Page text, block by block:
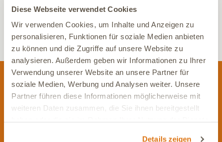
Diese Webseite verwendet Cookies
Wir verwenden Cookies, um Inhalte und Anzeigen zu
personalisieren, Funktionen für soziale Medien anbieten
zu können und die Zugriffe auf unsere Website zu
analysieren. Außerdem geben wir Informationen zu Ihrer
Verwendung unserer Website an unsere Partner für
soziale Medien, Werbung und Analysen weiter. Unsere
Partner führen diese Informationen möglicherweise mit
weiteren Daten zusammen, die Sie ihnen bereitgestellt
Details zeigen
Katze passt. Wenn Du Trockenfutter und Nassfutter
passende Proteinquelle.
Dein Geschenk für mehr Freude
im Napf